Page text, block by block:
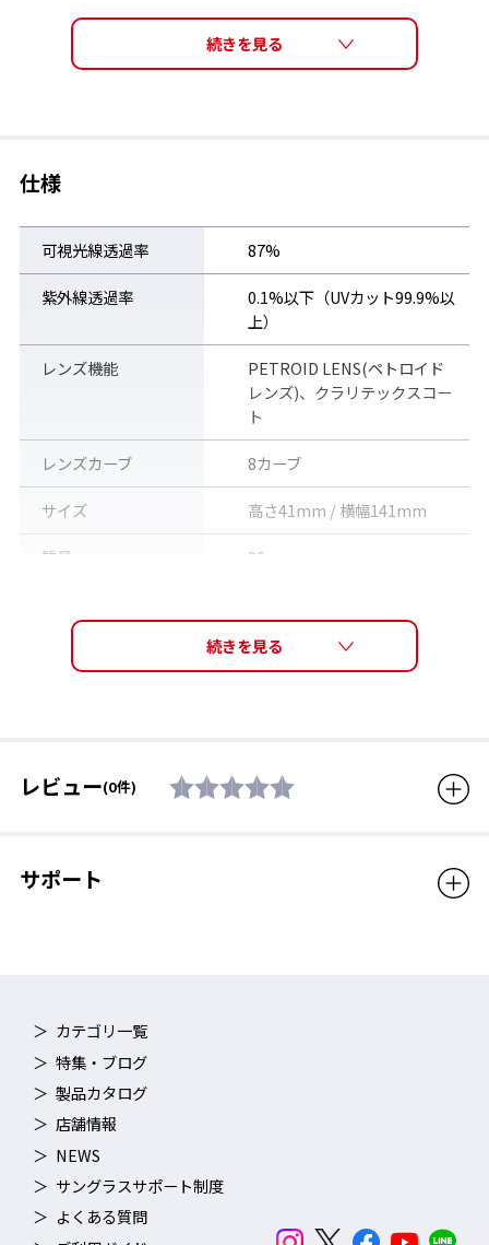
はご注意ください。
レンズ交換可能
フレームサイドのパーツを開閉させることで簡単にレンズの交換
調整可能なノーズパッド
いただくと、レンズ性能が最大限に発揮できます。発汗時にもズ
レにくいラバー素材を採用。
仕様
可視光線透過率 87%
紫外線透過率
0.1%以下（UVカット99.9%以
上）
レンズ機能
PETROID LENS(ペトロイド
レンズ)、クラリテックスコー
ト
レンズカーブ 8カーブ
サイズ 高さ41mm / 横幅141mm
質量 26g
整可能、ノーズ調節可能
フレーム : ナイロン、レンズ :
書
レビュー(0件)
サポート
カテゴリ一覧
特集・ブログ
製品カタログ
店舗情報
NEWS
サングラスサポート制度
よくある質問